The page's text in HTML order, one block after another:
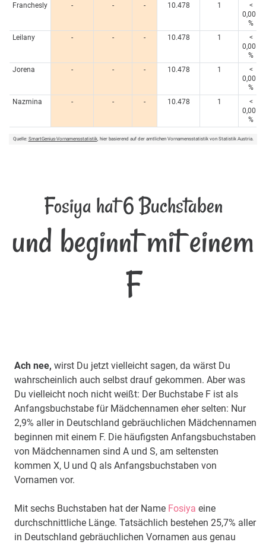
Franchesly
- - - 10.478 1
<
0,005
%
Leilany
- - - 10.478 1
<
0,005
%
Jorena
- - - 10.478 1
<
0,005
%
Nazmina
- - - 10.478 1
<
0,005
%
Quelle: SmartGenius-Vornamensstatistik, hier basierend auf der amtlichen Vornamensstatistik von Statistik Austria.
Fosiya hat 6 Buchstaben
und beginnt mit einem
F
Ach nee, wirst Du jetzt vielleicht sagen, da wärst Du
wahrscheinlich auch selbst drauf gekommen. Aber was
Du vielleicht noch nicht weißt: Der Buchstabe F ist als
Anfangsbuchstabe für Mädchennamen eher selten: Nur
2,9% aller in Deutschland gebräuchlichen Mädchennamen
beginnen mit einem F. Die häufigsten Anfangsbuchstaben
von Mädchennamen sind A und S, am seltensten
kommen X, U und Q als Anfangsbuchstaben von
Vornamen vor.
Mit sechs Buchstaben hat der Name Fosiya eine
durchschnittliche Länge. Tatsächlich bestehen 25,7% aller
in Deutschland gebräuchlichen Vornamen aus genau